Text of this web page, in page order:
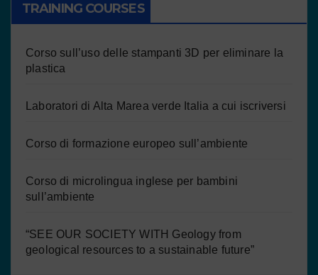
TRAINING COURSES
Corso sull’uso delle stampanti 3D per eliminare la
plastica
Laboratori di Alta Marea verde Italia a cui iscriversi
Corso di formazione europeo sull’ambiente
Corso di microlingua inglese per bambini
sull’ambiente
“SEE OUR SOCIETY WITH Geology from
geological resources to a sustainable future”